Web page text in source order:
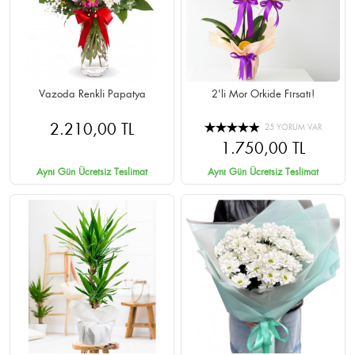
Vazoda Renkli Papatya
2.210,00 TL
Aynı Gün Ücretsiz Teslimat
2'li Mor Orkide Fırsatı!
25 YORUM VAR
1.750,00 TL
Aynı Gün Ücretsiz Teslimat